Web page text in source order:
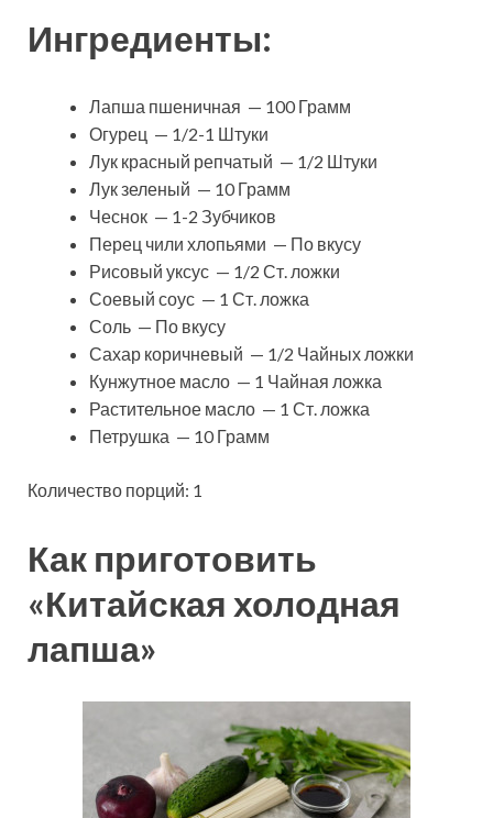
Ингредиенты:
Лапша пшеничная — 100 Грамм
Огурец — 1/2-1 Штуки
Лук красный репчатый — 1/2 Штуки
Лук зеленый — 10 Грамм
Чеснок — 1-2 Зубчиков
Перец чили хлопьями — По вкусу
Рисовый уксус — 1/2 Ст. ложки
Соевый соус — 1 Ст. ложка
Соль — По вкусу
Сахар коричневый — 1/2 Чайных ложки
Кунжутное масло — 1 Чайная ложка
Растительное масло — 1 Ст. ложка
Петрушка — 10 Грамм
Количество порций: 1
Как приготовить
«Китайская холодная
лапша»